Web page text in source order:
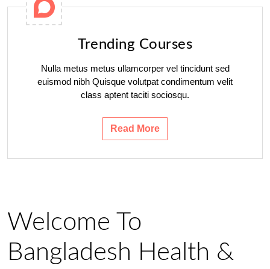
Trending Courses
Nulla metus metus ullamcorper vel tincidunt sed
euismod nibh Quisque volutpat condimentum velit
class aptent taciti sociosqu.
Read More
Welcome To
Bangladesh Health &